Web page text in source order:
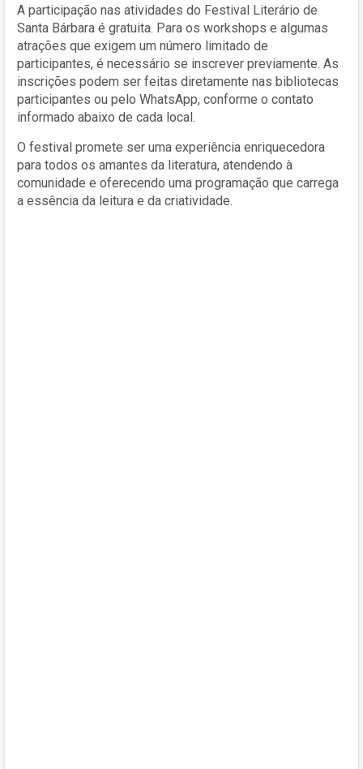
A participação nas atividades do Festival Literário de
Santa Bárbara é gratuita. Para os workshops e algumas
atrações que exigem um número limitado de
participantes, é necessário se inscrever previamente. As
inscrições podem ser feitas diretamente nas bibliotecas
participantes ou pelo WhatsApp, conforme o contato
informado abaixo de cada local.
O festival promete ser uma experiência enriquecedora
para todos os amantes da literatura, atendendo à
comunidade e oferecendo uma programação que carrega
a essência da leitura e da criatividade.